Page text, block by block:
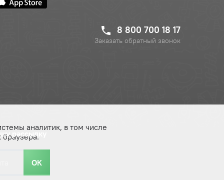
8 800 700 18 17
Заказать обратный звонок
рассылку
ОК
аналитик, в том числе
браузера.